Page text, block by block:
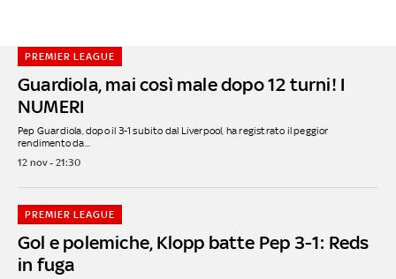
Guardiola, mai così male dopo 12 turni! I
NUMERI
PREMIER LEAGUE
Pep Guardiola, dopo il 3-1 subito dal Liverpool, ha registrato il peggior
rendimento da...
12 nov - 21:30
Gol e polemiche, Klopp batte Pep 3-1: Reds
in fuga
PREMIER LEAGUE